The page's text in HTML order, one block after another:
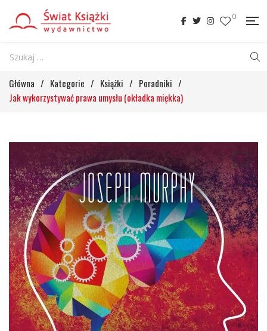
0
Główna / Kategorie / Książki / Poradniki /
Jak wykorzystywać prawa umysłu (okładka miękka)